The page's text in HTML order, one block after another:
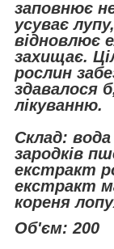
заповнює
усуває
відновлює
захищає.
рослин
здавалося
лікуванню.
Склад: вода
зародків
екстракт
екстракт
кореня
Об'єм: 200